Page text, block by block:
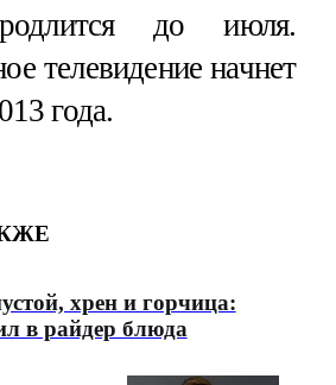
до июля.
телевидение начнет
года.
хрен и горчица:
в райдер блюда